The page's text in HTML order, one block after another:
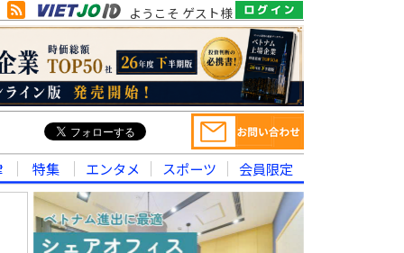
ようこそ ゲスト様
特集 エンタメ スポーツ 会員限定